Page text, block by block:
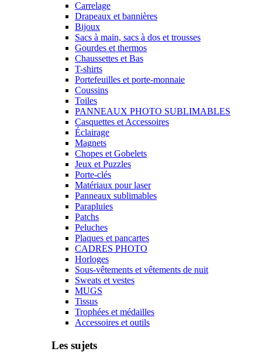
Carrelage
Drapeaux et bannières
Bijoux
Sacs à main, sacs à dos et trousses
Gourdes et thermos
Chaussettes et Bas
T-shirts
Portefeuilles et porte-monnaie
Coussins
Toiles
PANNEAUX PHOTO SUBLIMABLES
Casquettes et Accessoires
Éclairage
Magnets
Chopes et Gobelets
Jeux et Puzzles
Porte-clés
Matériaux pour laser
Panneaux sublimables
Parapluies
Patchs
Peluches
Plaques et pancartes
CADRES PHOTO
Horloges
Sous-vêtements et vêtements de nuit
Sweats et vestes
MUGS
Tissus
Trophées et médailles
Accessoires et outils
Les sujets